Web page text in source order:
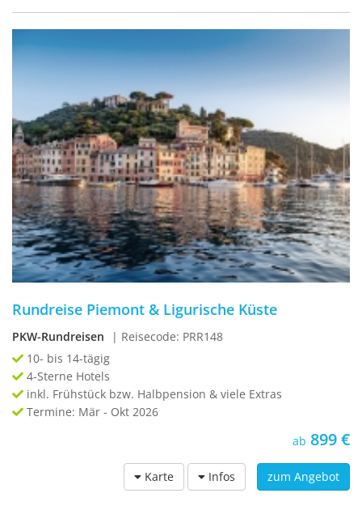
Rundreise Piemont & Ligurische Küste
PKW-Rundreisen
| Reisecode: PRR148
10- bis 14-tägig
4-Sterne Hotels
inkl. Frühstück bzw. Halbpension & viele Extras
Termine: Mär - Okt 2026
ab 899 €
Karte Infos zum Angebot